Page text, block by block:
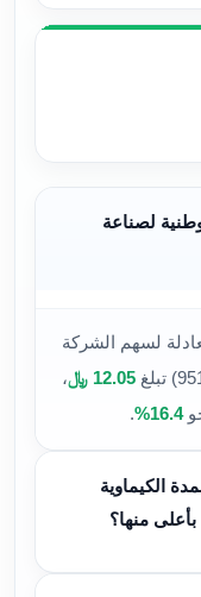
لصناعة
لسهم الشركة
12.05 ﷼
،
16.4%
.
الكيماوية